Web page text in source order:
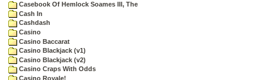
Casebook Of Hemlock Soames III, The
Cash In
Cashdash
Casino
Casino Baccarat
Casino Blackjack (v1)
Casino Blackjack (v2)
Casino Craps With Odds
Casino Royale!